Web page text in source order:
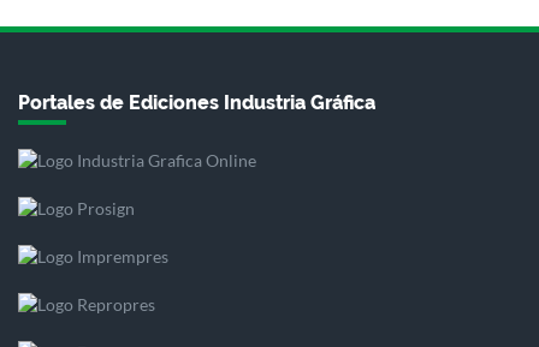
Portales de Ediciones Industria Gráfica